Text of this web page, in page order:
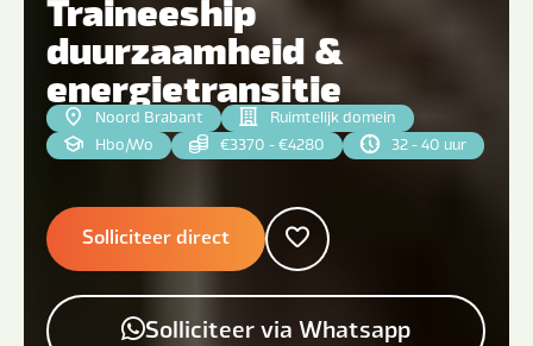
duurzaamheid &
energietransitie
Noord Brabant
Ruimtelijk domein
Hbo|Wo €3370 - €4280 32 - 40 uur
Solliciteer direct
Solliciteer via Whatsapp